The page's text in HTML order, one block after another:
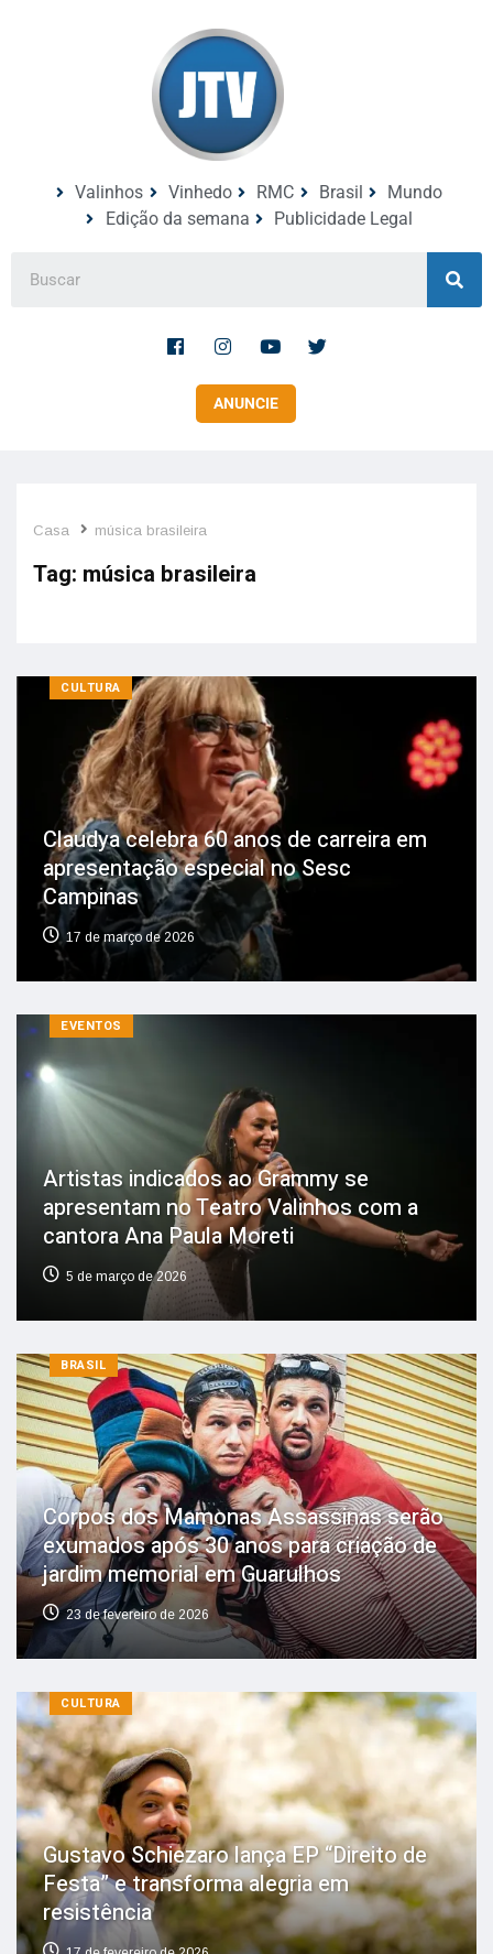
Valinhos Vinhedo RMC Brasil
Mundo
Edição da semana
Publicidade Legal
ANUNCIE
Casa música brasileira
Tag: música brasileira
CULTURA
Claudya celebra 60 anos de carreira em
apresentação especial no Sesc
Campinas
17 de março de 2026
EVENTOS
Artistas indicados ao Grammy se
apresentam no Teatro Valinhos com a
cantora Ana Paula Moreti
5 de março de 2026
BRASIL
Corpos dos Mamonas Assassinas serão
exumados após 30 anos para criação de
jardim memorial em Guarulhos
23 de fevereiro de 2026
CULTURA
Gustavo Schiezaro lança EP “Direito de
Festa” e transforma alegria em
resistência